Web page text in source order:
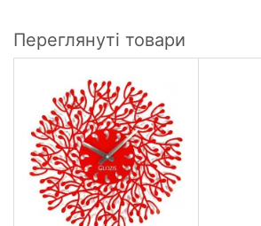
Переглянуті товари